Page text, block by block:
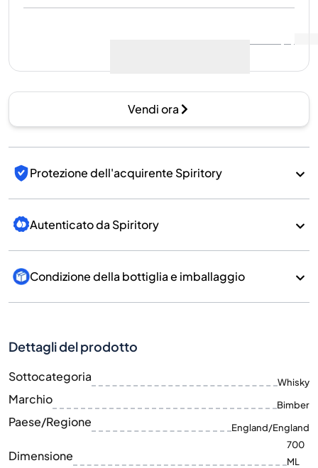
Vendi ora
Protezione dell'acquirente Spiritory
Autenticato da Spiritory
Condizione della bottiglia e imballaggio
Dettagli del prodotto
Sottocategoria Whisky
Marchio Bimber
Paese/Regione England/England
Dimensione
700
ML